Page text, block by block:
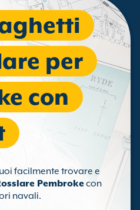
per
con
facilmente trovare e
Pembrokecon
navali.